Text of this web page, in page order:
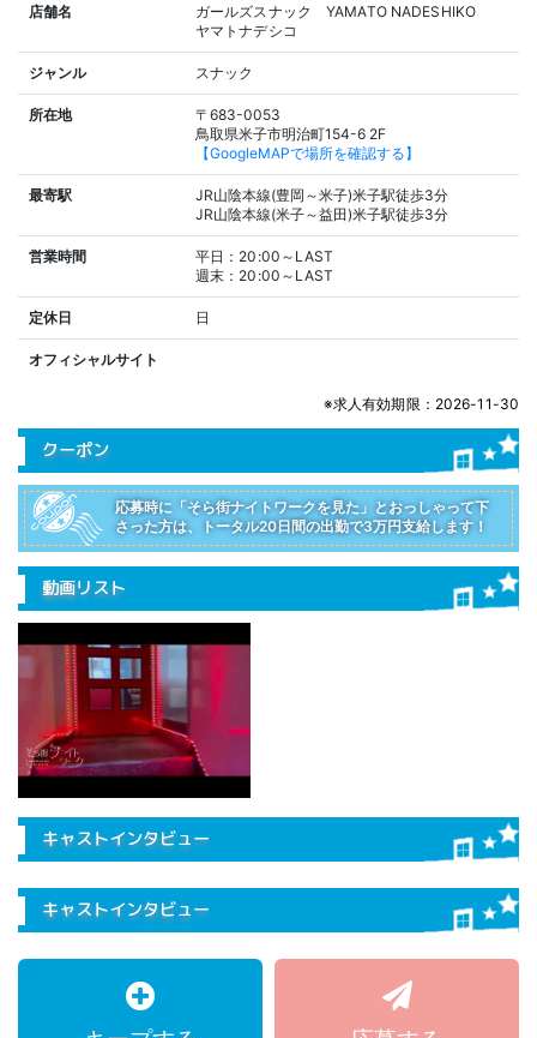
店舗名
ガールズスナック YAMATO NADESHIKO
ヤマトナデシコ
ジャンル スナック
所在地
〒683-0053
鳥取県米子市明治町154-6 2F
【GoogleMAPで場所を確認する】
最寄駅
JR山陰本線(豊岡～米子)米子駅徒歩3分
JR山陰本線(米子～益田)米子駅徒歩3分
営業時間
平日：20:00～LAST
週末：20:00～LAST
定休日 日
オフィシャルサイト
※求人有効期限：2026-11-30
クーポン
応募時に「そら街ナイトワークを見た」とおっしゃって下
さった方は、トータル20日間の出勤で3万円支給します！
動画リスト
キャストインタビュー
キャストインタビュー